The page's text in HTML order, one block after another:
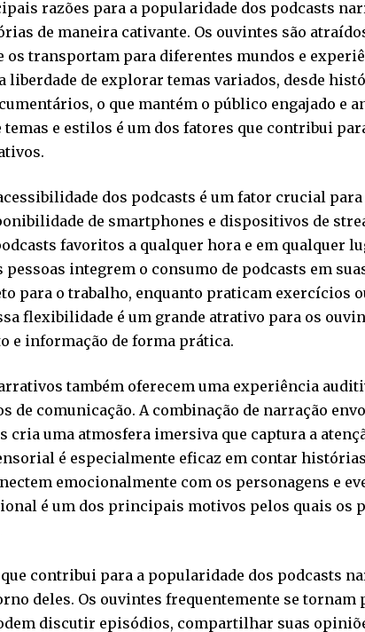
razões para a popularidade dos podcasts
de maneira cativante. Os ouvintes são
os transportam para diferentes mundos e
liberdade de explorar temas variados, desde
o que mantém o público engajado e
temas e estilos é um dos fatores que contribui
dos podcasts é um fator crucial
de smartphones e dispositivos de
favoritos a qualquer hora e em qualquer
pessoas integrem o consumo de podcasts em
para o trabalho, enquanto praticam exercícios
flexibilidade é um grande atrativo para os
e informação de forma prática.
também oferecem uma experiência
de comunicação. A combinação de narração
cria uma atmosfera imersiva que captura a
é especialmente eficaz em contar
emocionalmente com os personagens e
é um dos principais motivos pelos quais os
contribui para a popularidade dos podcasts
deles. Os ouvintes frequentemente se tornam
discutir episódios, compartilhar suas